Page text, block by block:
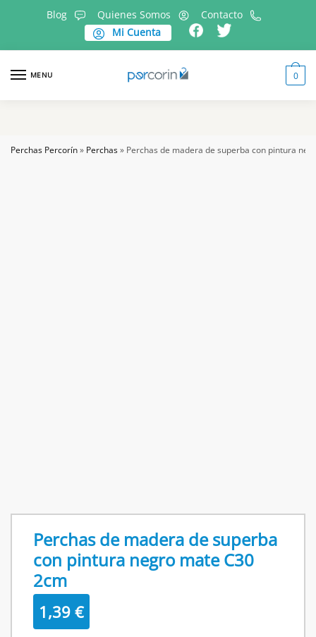
Blog Quienes Somos
Contacto
Mi Cuenta
MENU 0
Perchas Percorín» Perchas» Perchas de madera de superba con pintura
Perchas de madera de superba
con pintura negro mate C30
2cm
1,39 €